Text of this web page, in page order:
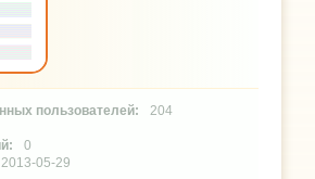
204
0
2013-05-29